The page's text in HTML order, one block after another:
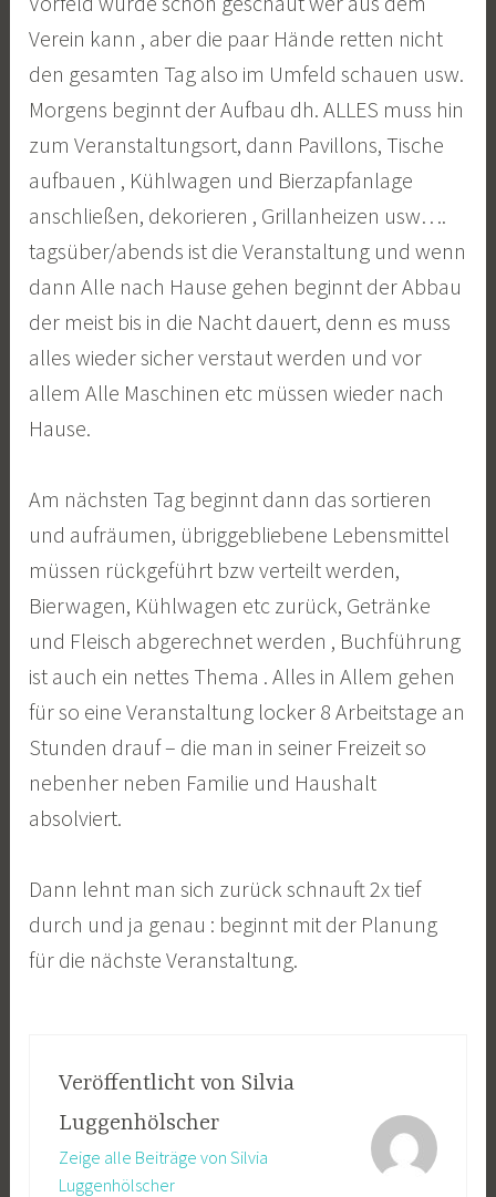
Verein kann , aber die paar Hände retten nicht
den gesamten Tag also im Umfeld schauen usw.
Morgens beginnt der Aufbau dh. ALLES muss hin
zum Veranstaltungsort, dann Pavillons, Tische
aufbauen , Kühlwagen und Bierzapfanlage
anschließen, dekorieren , Grillanheizen usw….
tagsüber/abends ist die Veranstaltung und wenn
dann Alle nach Hause gehen beginnt der Abbau
der meist bis in die Nacht dauert, denn es muss
alles wieder sicher verstaut werden und vor
allem Alle Maschinen etc müssen wieder nach
Hause.
Am nächsten Tag beginnt dann das sortieren
und aufräumen, übriggebliebene Lebensmittel
müssen rückgeführt bzw verteilt werden,
Bierwagen, Kühlwagen etc zurück, Getränke
und Fleisch abgerechnet werden , Buchführung
ist auch ein nettes Thema . Alles in Allem gehen
für so eine Veranstaltung locker 8 Arbeitstage an
Stunden drauf – die man in seiner Freizeit so
nebenher neben Familie und Haushalt
absolviert.
Dann lehnt man sich zurück schnauft 2x tief
durch und ja genau : beginnt mit der Planung
für die nächste Veranstaltung.
Veröffentlicht von Silvia
Luggenhölscher
Zeige alle Beiträge von Silvia
Luggenhölscher